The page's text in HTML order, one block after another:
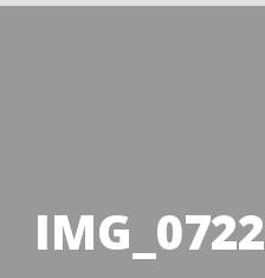
IMG_0722